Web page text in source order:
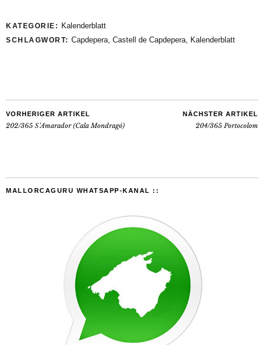
KATEGORIE: Kalenderblatt
SCHLAGWORT: Capdepera, Castell de Capdepera, Kalenderblatt
VORHERIGER ARTIKEL
202/365 S’Amarador (Cala Mondragó)
NÄCHSTER ARTIKEL
204/365 Portocolom
MALLORCAGURU WHATSAPP-KANAL ::